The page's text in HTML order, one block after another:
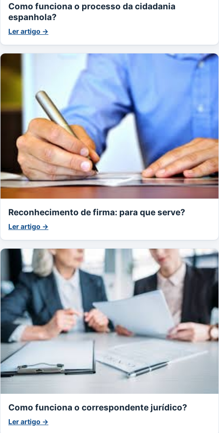
Como funciona o processo da cidadania
espanhola?
Ler artigo →
Reconhecimento de firma: para que serve?
Ler artigo →
Como funciona o correspondente jurídico?
Ler artigo →